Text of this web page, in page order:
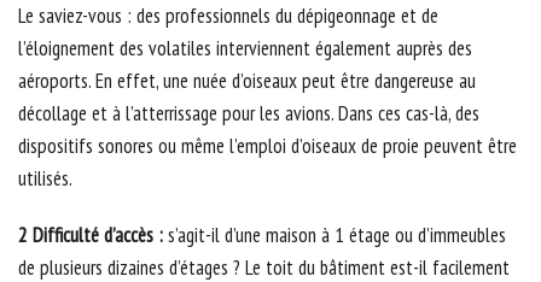
Le saviez-vous : des professionnels du dépigeonnage et de
l’éloignement des volatiles interviennent également auprès des
aéroports. En effet, une nuée d’oiseaux peut être dangereuse au
décollage et à l’atterrissage pour les avions. Dans ces cas-là, des
dispositifs sonores ou même l’emploi d’oiseaux de proie peuvent être
utilisés.
2 Difficulté d’accès :s’agit-il d’une maison à 1 étage ou d’immeubles
de plusieurs dizaines d’étages ? Le toit du bâtiment est-il facilement